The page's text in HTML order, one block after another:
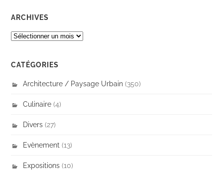
ARCHIVES
ARCHIVES
CATÉGORIES
Architecture / Paysage Urbain (350)
Culinaire (4)
Divers (27)
Evènement (13)
Expositions (10)